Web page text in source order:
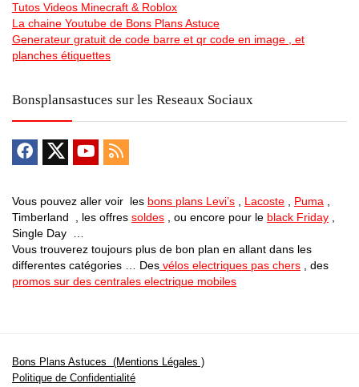
Tutos Videos Minecraft & Roblox
La chaine Youtube de Bons Plans Astuce
Generateur gratuit de code barre et qr code en image , et
planches étiquettes
Bonsplansastuces sur les Reseaux Sociaux
Vous pouvez aller voir les bons plans Levi’s Lacoste Puma
Timberland , les offres soldes , ou encore pour le black Friday
Single Day …
Vous trouverez toujours plus de bon plan en allant dans les
differentes catégories … Des vélos electriques pas chers , des
promos sur des centrales electrique mobiles
Bons Plans Astuces (Mentions Légales )
Politique de Confidentialité